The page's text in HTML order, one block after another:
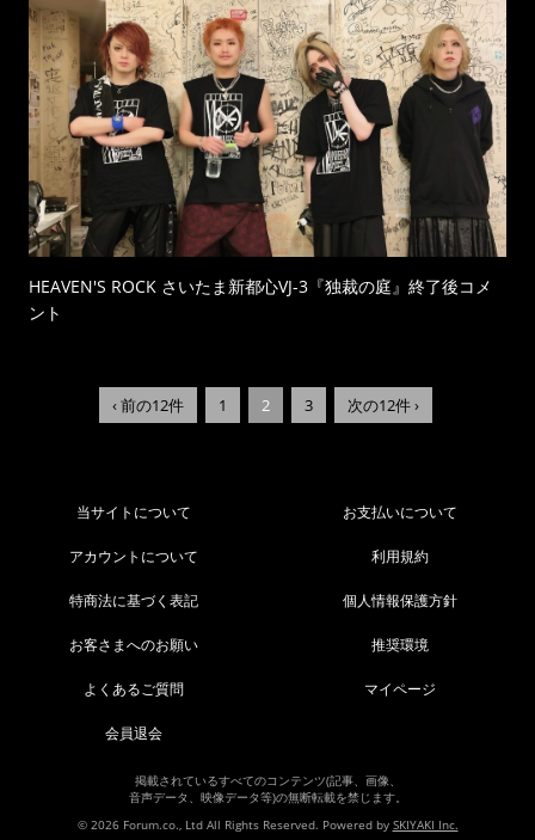
HEAVEN'S ROCK さいたま新都心VJ-3『独裁の庭』終了後コメ
ント
‹ 前の12件 1 2 3 次の12件 ›
当サイトについて お支払いについて
アカウントについて 利用規約
特商法に基づく表記 個人情報保護方針
お客さまへのお願い 推奨環境
よくあるご質問 マイページ
会員退会
掲載されているすべてのコンテンツ(記事、画像、
音声データ、映像データ等)の無断転載を禁じます。
© 2026 Forum.co., Ltd All Rights Reserved. Powered by SKIYAKI Inc.